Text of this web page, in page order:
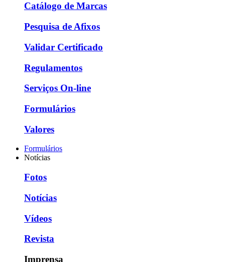
Catálogo de Marcas
Pesquisa de Afixos
Validar Certificado
Regulamentos
Serviços On-line
Formulários
Valores
Formulários
Notícias
Fotos
Notícias
Vídeos
Revista
Imprensa